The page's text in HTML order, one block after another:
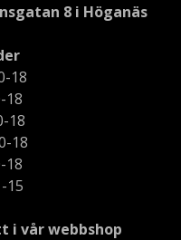
8 i Höganäs
18
18
18
18
18
15
i vår webbshop